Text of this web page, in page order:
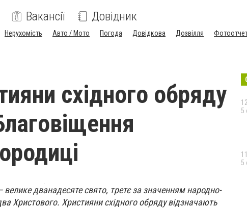
Вакансії Довідник
Нерухомість Авто / Мото Погода Довідкова Дозвілля
східного обряду
велике дванадесяте свято, третє за значенням народно-
Христового. Християни східного обряду відзначають
5
5